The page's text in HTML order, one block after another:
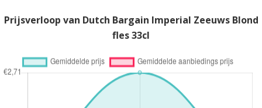
Prijsverloop van Dutch Bargain Imperial Zeeuws Blond
fles 33cl